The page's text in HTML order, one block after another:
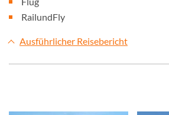
RailundFly
Ausführlicher Reisebericht